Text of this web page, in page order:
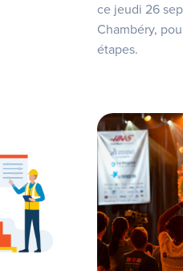
ce jeudi 26
Chambéry,
étapes.